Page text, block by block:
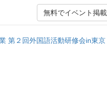
無料でイベント掲載
第２回外国語活動研修会in東京